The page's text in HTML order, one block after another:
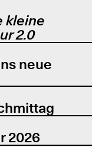
kleine
2.0
neue
2026